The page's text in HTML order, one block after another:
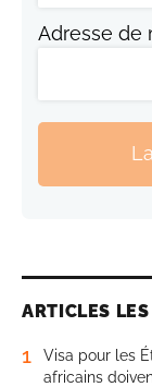
Adresse de
ARTICLES
1
Visa pour les
africains